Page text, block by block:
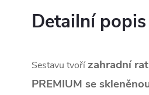
Detailní
Sestavu tvoří zahradní
PREMIUM se